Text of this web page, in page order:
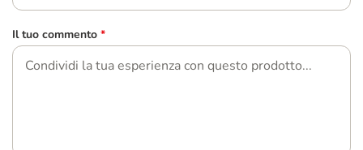
Il tuo commento *